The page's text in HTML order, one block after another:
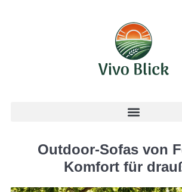
Outdoor-Sofas von
Komfort für